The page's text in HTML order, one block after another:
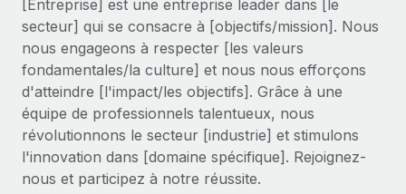
notre MCP
Intégrations
Rationalisez vos processus avec des outils essentiels
SERVICES
Demandez aux experts
Recevez des conseils d’experts sur les RH à
TRAVAILLONS ENSEMBLE
Partenaires stratégiques de la tech
Intégrez les RH à l’international de manière flexible
Devenir partenaire
Explorez avec nous vos opportunités de partenariat
Remote Build
Bientôt disponible
Webinaires
Événements
Salle de presse
Données sur les salaires et les talents
Centre de ressources
中文（简体）
[Entreprise] est une entreprise leader dans [le
secteur] qui se consacre à [objectifs/mission]. Nous
nous engageons à respecter [les valeurs
fondamentales/la culture] et nous nous efforçons
d'atteindre [l'impact/les objectifs]. Grâce à une
équipe de professionnels talentueux, nous
révolutionnons le secteur [industrie] et stimulons
l'innovation dans [domaine spécifique]. Rejoignez-
nous et participez à notre réussite.